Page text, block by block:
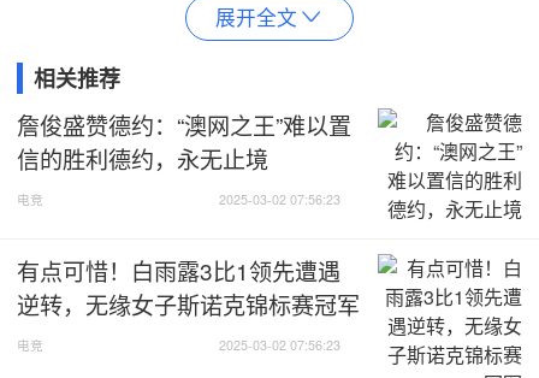
展开全文 
相关推荐
詹俊盛赞德约：“澳网之王”难以置
信的胜利德约，永无止境
电竞 2025-03-02 07:56:23
有点可惜！白雨露3比1领先遭遇
逆转，无缘女子斯诺克锦标赛冠军
电竞 2025-03-02 07:56:23